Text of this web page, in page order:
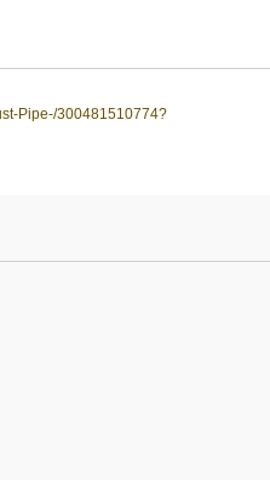
Pipe-/300481510774?